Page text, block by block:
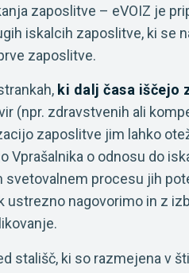
zaposlitve – eVOIZ je
iskalcih zaposlitve, ki se
zaposlitve.
ki dalj časa iščejo
(npr. zdravstvenih ali
zaposlitve jim lahko
Vprašalnika o odnosu do
svetovalnem procesu jih
ustrezno nagovorimo in z
stališč, ki so razmejena v